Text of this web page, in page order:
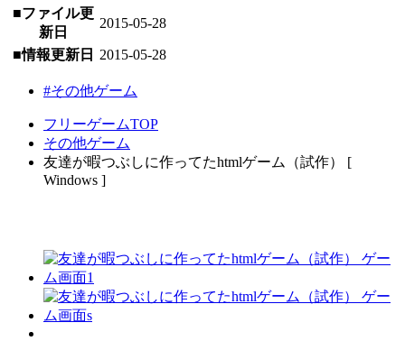
■ファイル更
新日
2015-05-28
■情報更新日 2015-05-28
#その他ゲーム
フリーゲームTOP
その他ゲーム
友達が暇つぶしに作ってたhtmlゲーム（試作） [
Windows ]